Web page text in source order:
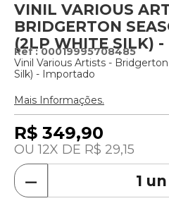
VINIL VARIOUS
BRIDGERTON
(2LP WHITE SILK)
:00019995708485
Vinil Various Artists -
Silk) - Importado
Mais Informações.
R$ 349,90
12 R$ 29,15
－